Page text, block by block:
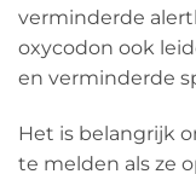
verminderde
oxycodon ook
en verminderde
Het is belangrijk
te melden als ze